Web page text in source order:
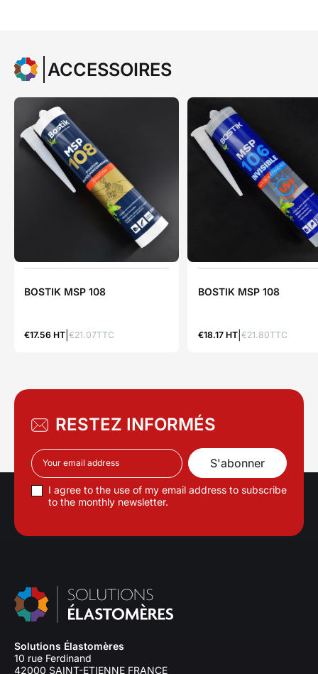
ACCESSOIRES
BOSTIK MSP 108
€17.56 HT €21.07TTC
BOSTIK MSP 108
€18.17 HT €21.80TTC
RESTEZ INFORMÉS
I agree to the use of my email address to subscribe
to the monthly newsletter.
Solutions Élastomères
10 rue Ferdinand
42000 SAINT-ETIENNE FRANCE